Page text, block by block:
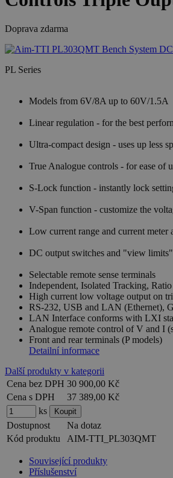
Doprava zdarma
PL Series
Models from 6V/8A up to 60V/1.5A
Linear regulation - for the best
Ultra-compact design - uses up less
True Analogue controls - for ease of
S-Lock function - instantly lock
V-Span function - customize the
Low current range and current meter
DC output switches and "view
Selectable remote sense terminals
Independent, Isolated Tracking,
High current low voltage output on
RS-232, USB and LAN (Ethernet),
LAN Interface conforms with LXI
Analogue remote control of V and I
Front and rear terminals (P models)
Detailní informace
Další produkty v kategorii
Cena bez DPH 30 900,00 Kč
Cena s DPH
37 389,00 Kč
ks
Dostupnost
Na dotaz
Kód produktu
AIM-TTI_PL303QMT
Související produkty
Příslušenství